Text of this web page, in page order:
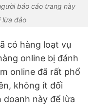
báo cáo trang này
lừa đảo
có hàng loạt vụ
online bị đánh
online đã rất phổ
không ít đối
này để lừa